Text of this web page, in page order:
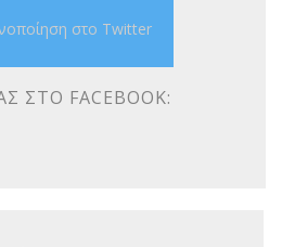
στο Twitter
ΣΤΟ FACEBOOK: